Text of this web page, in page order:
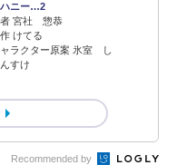
ハニー…2
宮社 惣恭
けてる
ラクター原案 氷室 し
すけ
Recommended by